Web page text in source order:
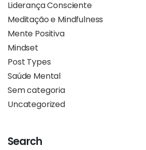
Liderança Consciente
Meditação e Mindfulness
Mente Positiva
Mindset
Post Types
Saúde Mental
Sem categoria
Uncategorized
Search